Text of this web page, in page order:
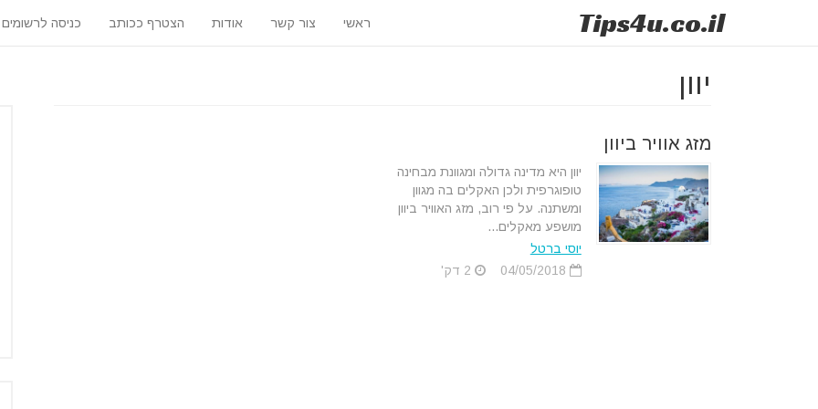
Tips4u.co.il ראשי צור קשר אודות הצטרף ככותב כניסה לרשומים
יוון
מזג אוויר ביוון
יוון היא מדינה גדולה ומגוונת מבחינה
טופוגרפית ולכן האקלים בה מגוון
ומשתנה. על פי רוב, מזג האוויר ביוון
מושפע מאקלים...
יוסי ברטל